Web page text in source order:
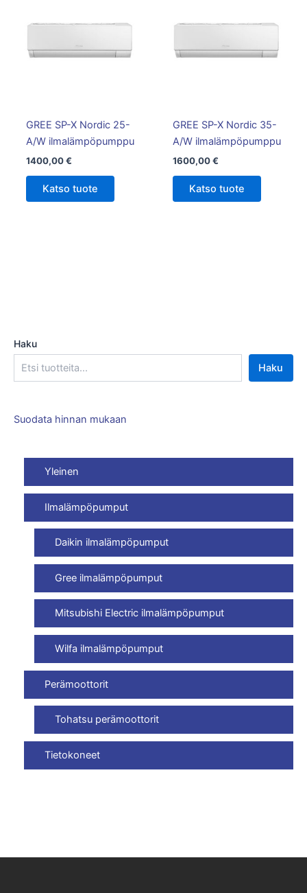
Haku
Haku
Suodata hinnan mukaan
Yleinen
Ilmalämpöpumput
Daikin ilmalämpöpumput
Gree ilmalämpöpumput
Mitsubishi Electric ilmalämpöpumput
Wilfa ilmalämpöpumput
Perämoottorit
Tohatsu perämoottorit
Tietokoneet
GREE SP-X Nordic 25-
A/W ilmalämpöpumppu
1400,00€
Katso tuote
GREE SP-X Nordic 35-
A/W ilmalämpöpumppu
1600,00€
Katso tuote